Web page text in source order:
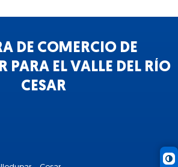
DE COMERCIO DE
PARA EL VALLE DEL RÍO
CESAR